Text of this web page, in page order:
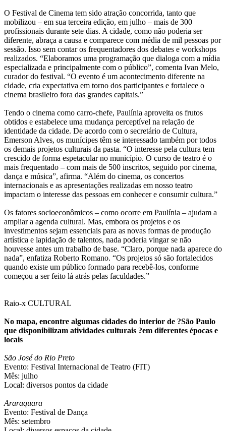
O Festival de Cinema tem sido atração concorrida, tanto que
mobilizou – em sua terceira edição, em julho – mais de 300
profissionais durante sete dias. A cidade, como não poderia ser
diferente, abraça a causa e comparece com média de mil pessoas por
sessão. Isso sem contar os frequentadores dos debates e workshops
realizados. “Elaboramos uma programação que dialoga com a mídia
especializada e principalmente com o público”, comenta Ivan Melo,
curador do festival. “O evento é um acontecimento diferente na
cidade, cria expectativa em torno dos participantes e fortalece o
cinema brasileiro fora das grandes capitais.”
Tendo o cinema como carro-chefe, Paulínia aproveita os frutos
obtidos e estabelece uma mudança perceptível na relação de
identidade da cidade. De acordo com o secretário de Cultura,
Emerson Alves, os munícipes têm se interessado também por todos
os demais projetos culturais da pasta. “O interesse pela cultura tem
crescido de forma espetacular no município. O curso de teatro é o
mais frequentado – com mais de 500 inscritos, seguido por cinema,
dança e música”, afirma. “Além do cinema, os concertos
internacionais e as apresentações realizadas em nosso teatro
impactam o interesse das pessoas em conhecer e consumir cultura.”
Os fatores socioeconômicos – como ocorre em Paulínia – ajudam a
ampliar a agenda cultural. Mas, embora os projetos e os
investimentos sejam essenciais para as novas formas de produção
artística e lapidação de talentos, nada poderia vingar se não
houvesse antes um trabalho de base. “Claro, porque nada aparece do
nada”, enfatiza Roberto Romano. “Os projetos só são fortalecidos
quando existe um público formado para recebê-los, conforme
começou a ser feito lá atrás pelas faculdades.”
Raio-x CULTURAL
No mapa, encontre algumas cidades do interior de ?São Paulo
que disponibilizam atividades culturais ?em diferentes épocas e
locais
São José do Rio Preto
Evento: Festival Internacional de Teatro (FIT)
Mês: julho
Local: diversos pontos da cidade
Araraquara
Evento: Festival de Dança
Mês: setembro